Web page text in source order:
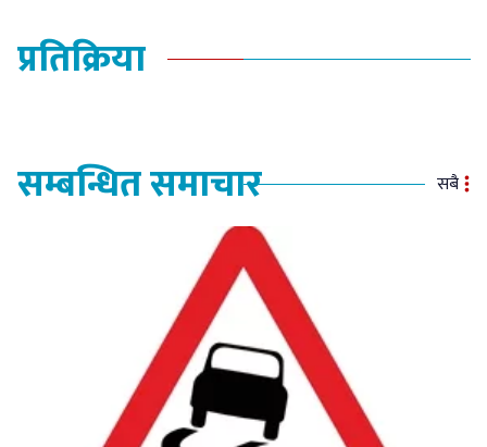
प्रतिक्रिया
सम्बन्धित समाचार सबै